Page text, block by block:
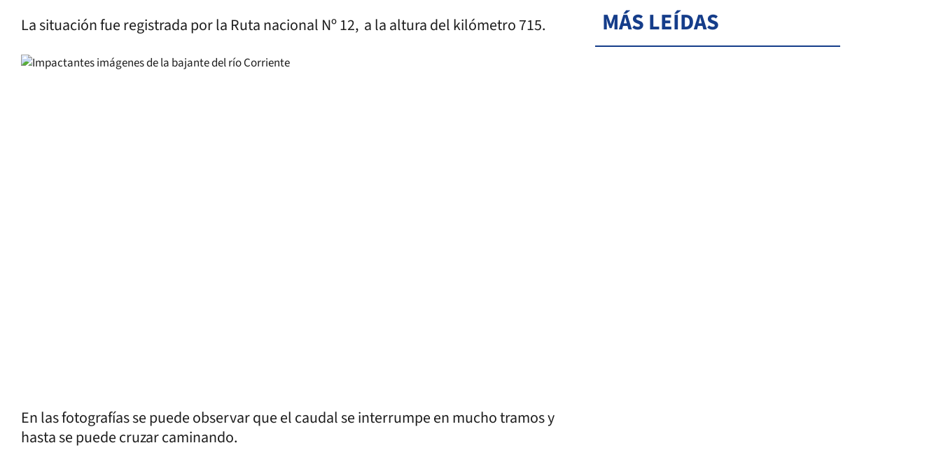
La situación fue registrada por la Ruta nacional Nº 12, a la altura del kilómetro 715.
En las fotografías se puede observar que el caudal se interrumpe en mucho tramos y
hasta se puede cruzar caminando.
MÁS LEÍDAS